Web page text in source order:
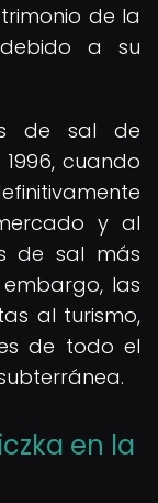
de la
debido a su
de sal de
cuando
y al
de sal más
las
al turismo,
de todo el
en la